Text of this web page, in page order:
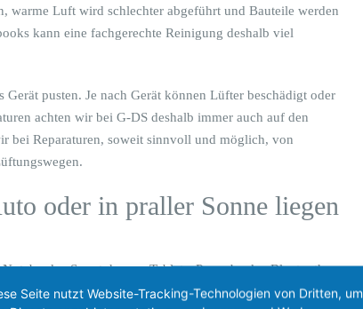
warme Luft wird schlechter abgeführt und Bauteile werden
kann eine fachgerechte Reinigung deshalb viel
pusten. Je nach Gerät können Lüfter beschädigt oder
achten wir bei G-DS deshalb immer auch auf den
bei Reparaturen, soweit sinnvoll und möglich, von
oder in praller Sonne liegen
Smartphones, Tablets, Powerbanks, Bluetooth-
Auto, auf der Fensterbank oder direkt in der Sonne liegen
Seite nutzt Website-Tracking-Technologien von Dritten, um